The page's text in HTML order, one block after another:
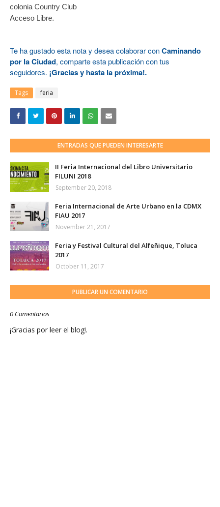
colonia Country Club
Acceso Libre.
Te ha gustado esta nota y desea colaborar conCaminando
por la Ciudad, comparte esta publicación con tus
seguidores. ¡Gracias y hasta la próxima!.
Tags feria
ENTRADAS QUE PUEDEN INTERESARTE
II Feria Internacional del Libro Universitario
FILUNI 2018
September 20, 2018
Feria Internacional de Arte Urbano en la CDMX
FIAU 2017
November 21, 2017
Feria y Festival Cultural del Alfeñique, Toluca
2017
October 11, 2017
PUBLICAR UN COMENTARIO
0 Comentarios
¡Gracias por leer el blog!.